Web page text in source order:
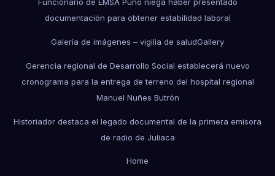
Funcionario de EMSA Puno niega haber presentado
documentación para obtener estabilidad laboral
Galería de imágenes – vigilia de saludGallery
Gerencia regional de Desarrollo Social establecerá nuevo
cronograma para la entrega de terreno del hospital regional
Manuel Nuñes Butrón
Historiador destaca el legado documental de la primera emisora
de radio de Juliaca
Home